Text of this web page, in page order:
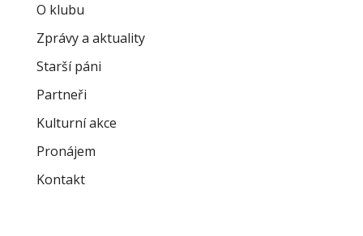
O klubu
Zprávy a aktuality
Starší páni
Partneři
Kulturní akce
Pronájem
Kontakt